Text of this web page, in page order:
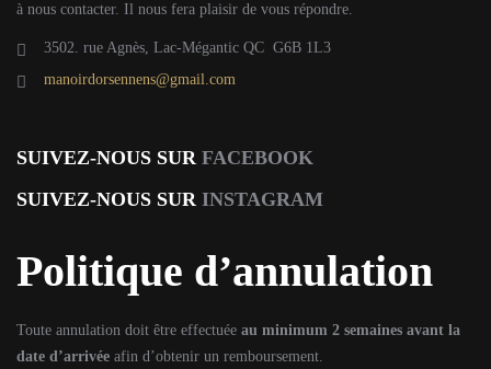
à nous contacter. Il nous fera plaisir de vous répondre.
3502. rue Agnès, Lac-Mégantic QC G6B 1L3
manoirdorsennens@gmail.com
SUIVEZ-NOUS SUR FACEBOOK
SUIVEZ-NOUS SUR INSTAGRAM
Politique d’annulation
Toute annulation doit être effectuée au minimum 2 semaines avant la
date d’arrivée afin d’obtenir un remboursement.